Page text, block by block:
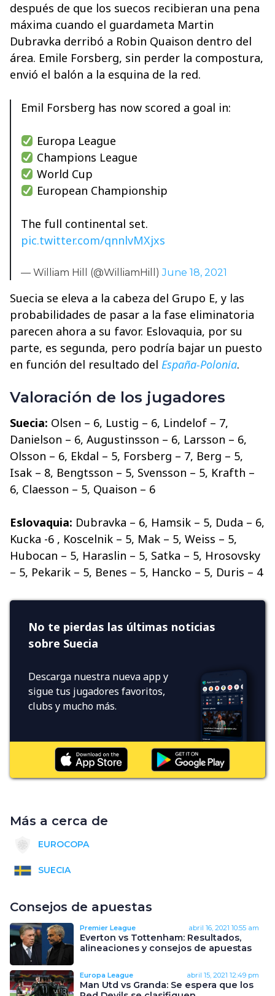
después de que los suecos recibieran una pena
máxima cuando el guardameta Martin
Dubravka derribó a Robin Quaison dentro del
área. Emile Forsberg, sin perder la compostura,
envió el balón a la esquina de la red.
Emil Forsberg has now scored a goal in:
Europa League
Champions League
World Cup
European Championship
The full continental set.
pic.twitter.com/qnnlvMXjxs
— William Hill (@WilliamHill)June 18, 2021
Suecia se eleva a la cabeza del Grupo E, y las
probabilidades de pasar a la fase eliminatoria
parecen ahora a su favor. Eslovaquia, por su
parte, es segunda, pero podría bajar un puesto
en función del resultado del España-Polonia.
Valoración de los jugadores
Suecia: Olsen – 6, Lustig – 6, Lindelof – 7,
Danielson – 6, Augustinsson – 6, Larsson – 6,
Olsson – 6, Ekdal – 5, Forsberg – 7, Berg – 5,
Isak – 8, Bengtsson – 5, Svensson – 5, Krafth –
6, Claesson – 5, Quaison – 6
Eslovaquia: Dubravka – 6, Hamsik – 5, Duda – 6,
Kucka -6 , Koscelnik – 5, Mak – 5, Weiss – 5,
Hubocan – 5, Haraslin – 5, Satka – 5, Hrosovsky
– 5, Pekarik – 5, Benes – 5, Hancko – 5, Duris – 4
No te pierdas las últimas noticias
sobre Suecia
Descarga nuestra nueva app y
sigue tus jugadores favoritos,
clubs y mucho más.
Más a cerca de
EUROCOPA
SUECIA
Consejos de apuestas
Premier League abril 16, 2021 10:55 am
Everton vs Tottenham: Resultados,
alineaciones y consejos de apuestas
Europa League abril 15, 2021 12:49 pm
Man Utd vs Granda: Se espera que los